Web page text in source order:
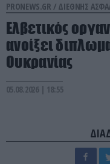
PRONEWS.GR / ΔΙΕΘΝΗΣ
Ελβετικός
ανοίξει
Ουκρανίας
05.08.2026 | 18:55